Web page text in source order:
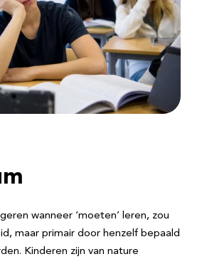
wanneer ‘moeten’ leren, zou
maar primair door henzelf bepaald
Kinderen zijn van nature